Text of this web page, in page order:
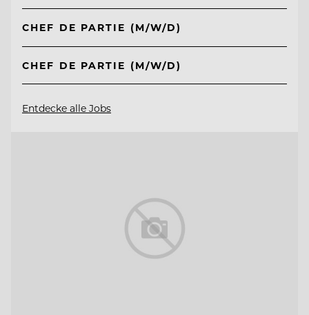
CHEF DE PARTIE (M/W/D)
CHEF DE PARTIE (M/W/D)
Entdecke alle Jobs